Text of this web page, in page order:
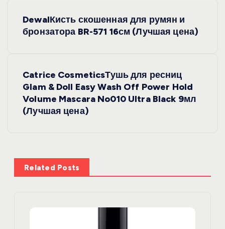
ц
и
DewalКисть скошенная для румян и
бронзатора BR-571 16см (Лучшая цена)
Catrice CosmeticsТушь для ресниц
Glam & Doll Easy Wash Off Power Hold
Volume Mascara No010 Ultra Black 9мл
(Лучшая цена)
Related Posts